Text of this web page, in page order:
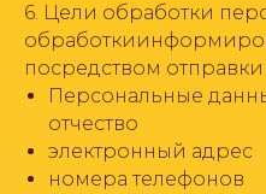
6. Цели обработки
посредством
Персональные
отчество
электронный адрес
номера телефонов